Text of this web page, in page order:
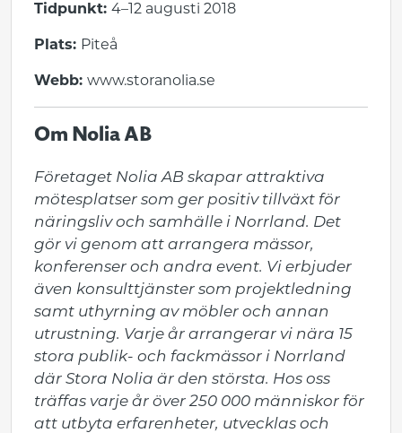
Tidpunkt: 4–12 augusti 2018
Plats: Piteå
Webb: www.storanolia.se
Om Nolia AB
Företaget Nolia AB skapar attraktiva
mötesplatser som ger positiv tillväxt för
näringsliv och samhälle i Norrland. Det
gör vi genom att arrangera mässor,
konferenser och andra event. Vi erbjuder
även konsulttjänster som projektledning
samt uthyrning av möbler och annan
utrustning. Varje år arrangerar vi nära 15
stora publik- och fackmässor i Norrland
där Stora Nolia är den största. Hos oss
träffas varje år över 250 000 människor för
att utbyta erfarenheter, utvecklas och